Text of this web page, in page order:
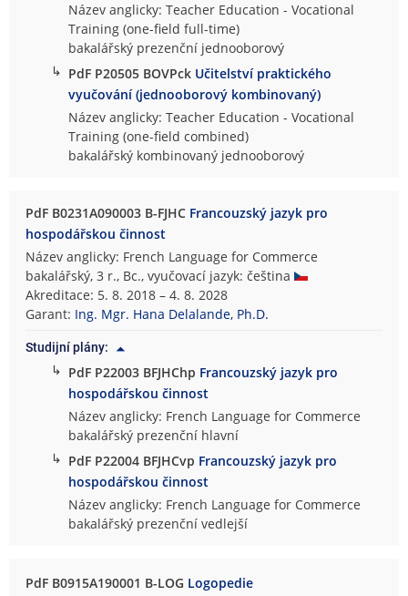
Název anglicky: Teacher Education - Vocational
Training (one-field full-time)
bakalářský prezenční jednooborový
↳ PdF P20505 BOVPck Učitelství praktického
vyučování (jednooborový kombinovaný)
Název anglicky: Teacher Education - Vocational
Training (one-field combined)
bakalářský kombinovaný jednooborový
PdF B0231A090003 B-FJHC Francouzský jazyk pro
hospodářskou činnost
Název anglicky: French Language for Commerce
bakalářský, 3 r., Bc., vyučovací jazyk: čeština
Akreditace: 5. 8. 2018 – 4. 8. 2028
Garant: Ing. Mgr. Hana Delalande, Ph.D.
Studijní plány:
↳ PdF P22003 BFJHChp Francouzský jazyk pro
hospodářskou činnost
Název anglicky: French Language for Commerce
bakalářský prezenční hlavní
↳ PdF P22004 BFJHCvp Francouzský jazyk pro
hospodářskou činnost
Název anglicky: French Language for Commerce
bakalářský prezenční vedlejší
PdF B0915A190001 B-LOG Logopedie